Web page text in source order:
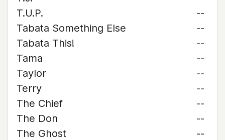
T.U.P.
--
Tabata Something Else
--
Tabata This!
--
Tama
--
Taylor
--
Terry
--
The Chief
--
The Don
--
The Ghost
--